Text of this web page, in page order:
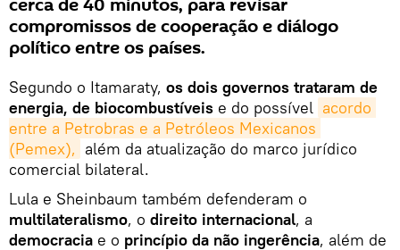
cerca de 40 minutos, para revisar
compromissos de cooperação e diálogo
político entre os países.
Segundo o Itamaraty, os dois governos trataram de
energia, de biocombustíveis e do possível acordo
entre a Petrobras e a Petróleos Mexicanos
(Pemex), além da atualização do marco jurídico
comercial bilateral.
Lula e Sheinbaum também defenderam o
multilateralismo, o direito internacional, a
democracia e o princípio da não ingerência, além de